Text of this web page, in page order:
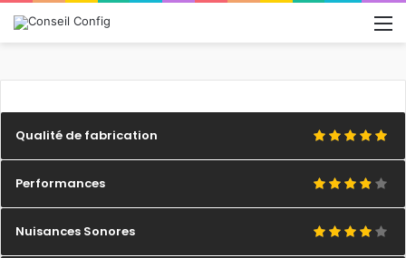
Qualité de fabrication
Performances
Nuisances Sonores